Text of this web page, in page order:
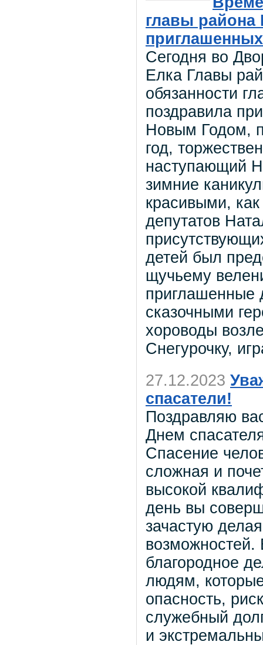
главы района
Сегодня во
Елка Главы
обязанности
поздравила
Новым Годом,
год,
наступающий
зимние
красивыми,
депутатов
детей был
щучьему
приглашенные
сказочными
хороводы
Снегурочку,
27.12.2023
спасатели!
Поздравляю
Днем
Спасение
сложная и
высокой
день вы
зачастую
возможностей.
благородное
людям,
опасность,
служебный
и